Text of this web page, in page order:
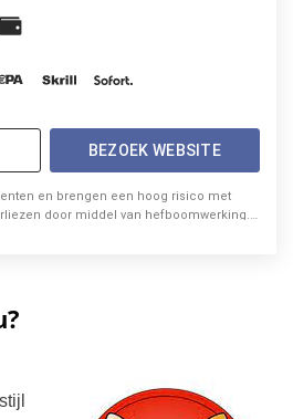
BEZOEK WEBSITE
en brengen een hoog risico met
door middel van hefboomwerking.